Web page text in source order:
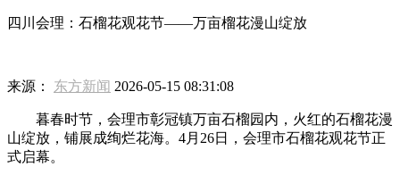
四川会理：石榴花观花节——万亩榴花漫山绽放
来源： 东方新闻 2026-05-15 08:31:08
暮春时节，会理市彰冠镇万亩石榴园内，火红的石榴花漫
山绽放，铺展成绚烂花海。4月26日，会理市石榴花观花节正
式启幕。